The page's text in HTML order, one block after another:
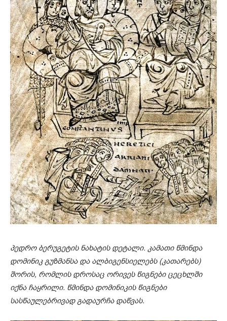
პედრო ბერუგეტის ნახატის დეტალი. კამათი წმინდა
დომინიკ გუზმანსა და ალბიგენსიელებს (კათარებს)
შორის, რომლის დროსაც ორივეს წიგნები ცეცხლში
იქნა ჩაყრილი. წმინდა დომინიკის წიგნები
სასწაულებრივად გადაურჩა დაწვას.